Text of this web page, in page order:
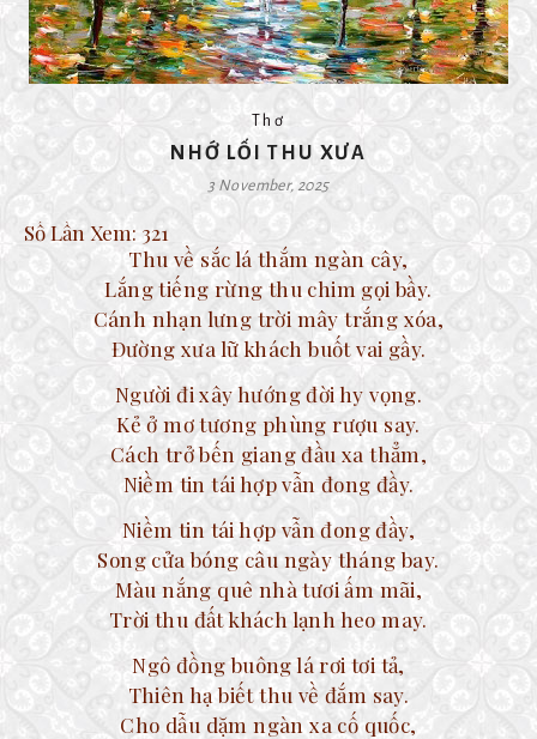
Thơ
NHỚ LỐI THU XƯA
3 November, 2025
Số Lần Xem: 321
Thu về sắc lá thắm ngàn cây,
Lắng tiếng rừng thu chim gọi bầy.
Cánh nhạn lưng trời mây trắng xóa,
Đường xưa lữ khách buốt vai gầy.
Người đi xây hướng đời hy vọng.
Kẻ ở mơ tương phùng rượu say.
Cách trở bến giang đầu xa thẳm,
Niềm tin tái hợp vẫn đong đầy.
Niềm tin tái hợp vẫn đong đầy,
Song cửa bóng câu ngày tháng bay.
Màu nắng quê nhà tươi ấm mãi,
Trời thu đất khách lạnh heo may.
Ngô đồng buông lá rơi tơi tả,
Thiên hạ biết thu về đắm say.
Cho dẫu dặm ngàn xa cố quốc,